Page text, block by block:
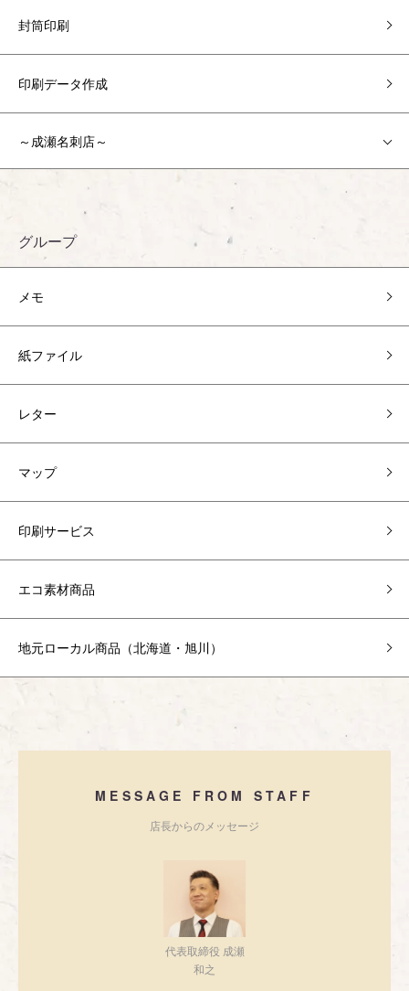
封筒印刷
印刷データ作成
～成瀬名刺店～
グループ
メモ
紙ファイル
レター
マップ
印刷サービス
エコ素材商品
地元ローカル商品（北海道・旭川）
MESSAGE FROM STAFF
店長からのメッセージ
代表取締役 成瀬
和之